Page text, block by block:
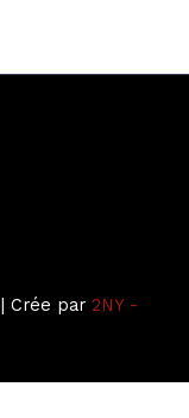
Crée par 2NY -